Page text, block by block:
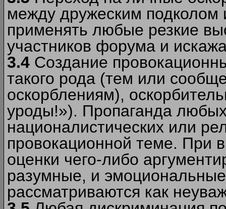
между дружеским
применять любые резкие
участников форума и
3.4 Создание
такого рода (тем или
оскорблениям),
уроды!»). Пропаганда
националистических или
провокационной теме. При
оценки чего-либо
разумные, и
рассматриваются как